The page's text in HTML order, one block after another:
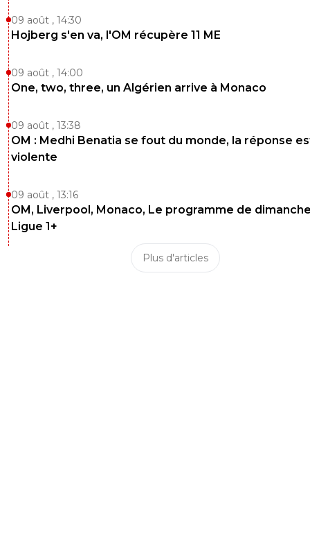
09 août , 14:30
Hojberg s'en va, l'OM récupère 11 ME
09 août , 14:00
One, two, three, un Algérien arrive à Monaco
09 août , 13:38
OM : Medhi Benatia se fout du monde, la réponse
violente
09 août , 13:16
OM, Liverpool, Monaco, Le programme de
Ligue 1+
Plus d'articles